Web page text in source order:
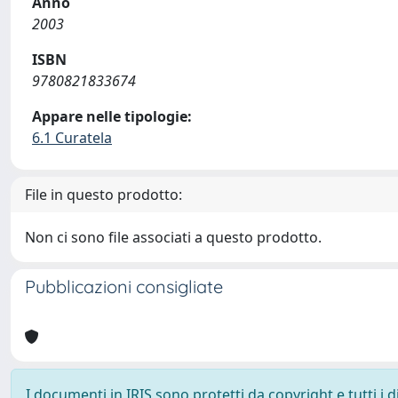
2003
ISBN
9780821833674
Appare nelle tipologie:
6.1 Curatela
File in questo prodotto:
Non ci sono file associati a questo prodotto.
Pubblicazioni consigliate